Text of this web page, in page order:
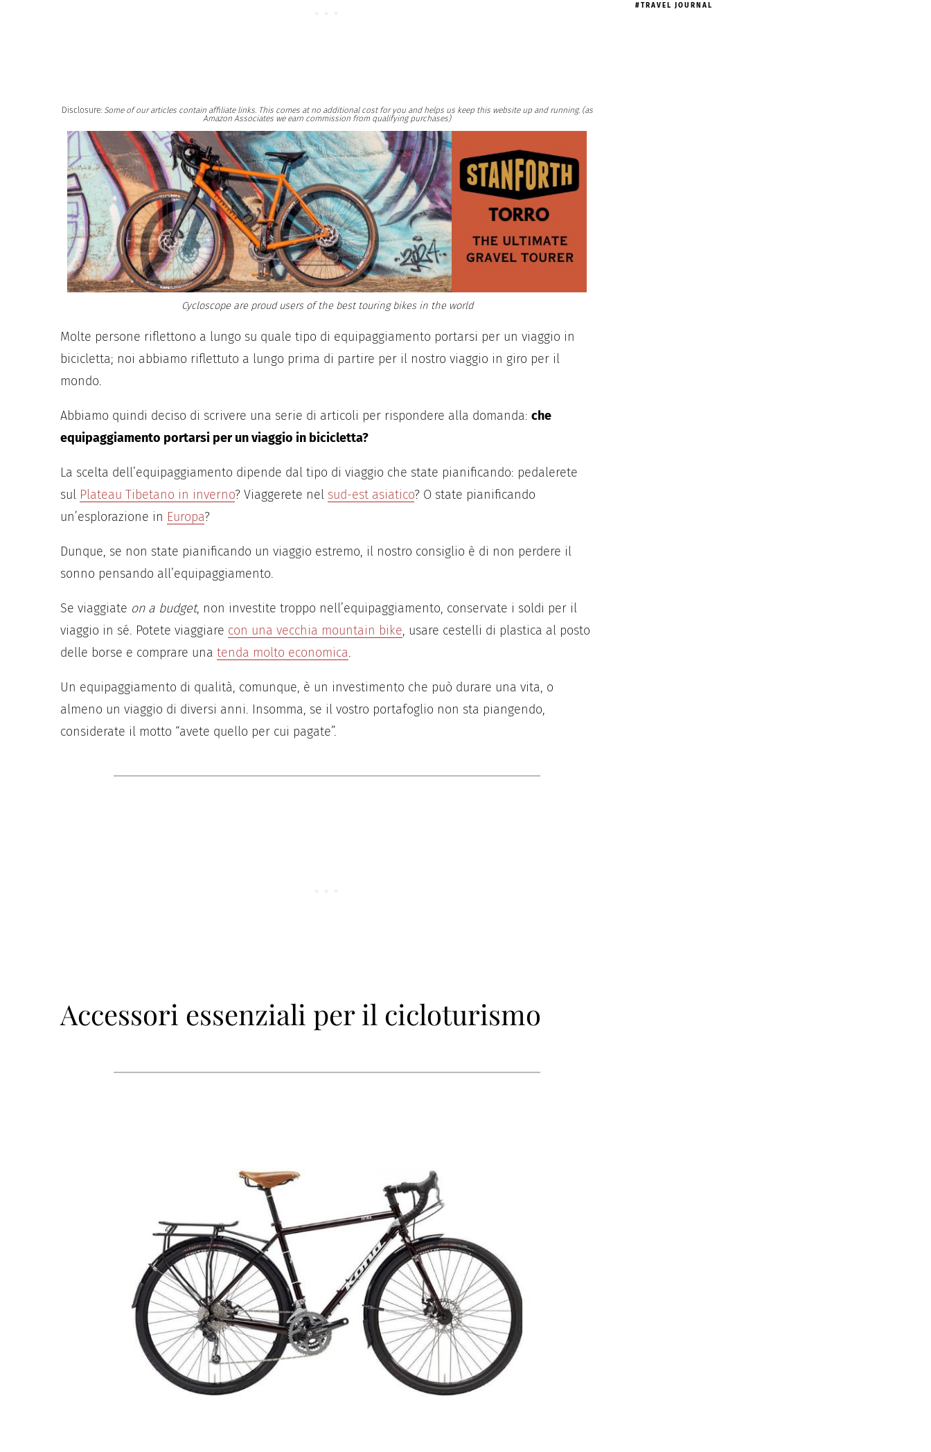
Disclosure: Some of our articles contain affiliate links. This comes at no additional cost for you and helps us keep this website up and running. (as
Amazon Associates we earn commission from qualifying purchases)
Cycloscope are proud users of the best touring bikes in the world
Molte persone riflettono a lungo su quale tipo di equipaggiamento portarsi per un viaggio in
bicicletta; noi abbiamo riflettuto a lungo prima di partire per il nostro viaggio in giro per il
mondo.
Abbiamo quindi deciso di scrivere una serie di articoli per rispondere alla domanda: che
equipaggiamento portarsi per un viaggio in bicicletta?
La scelta dell’equipaggiamento dipende dal tipo di viaggio che state pianificando: pedalerete
sul Plateau Tibetano in inverno? Viaggerete nel sud-est asiatico? O state pianificando
un’esplorazione in Europa?
Dunque, se non state pianificando un viaggio estremo, il nostro consiglio è di non perdere il
sonno pensando all’equipaggiamento.
Se viaggiate on a budget, non investite troppo nell’equipaggiamento, conservate i soldi per il
viaggio in sé. Potete viaggiare con una vecchia mountain bike, usare cestelli di plastica al posto
delle borse e comprare una tenda molto economica.
Un equipaggiamento di qualità, comunque, è un investimento che può durare una vita, o
almeno un viaggio di diversi anni. Insomma, se il vostro portafoglio non sta piangendo,
considerate il motto “avete quello per cui pagate”.
Accessori essenziali per il cicloturismo
TRAVEL JOURNAL